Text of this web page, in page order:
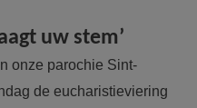
uw stem’
onze parochie Sint-
de eucharistieviering